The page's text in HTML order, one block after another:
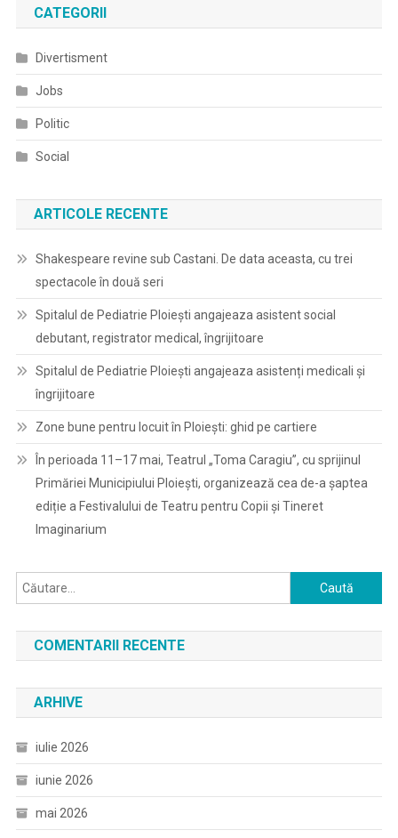
CATEGORII
Divertisment
Jobs
Politic
Social
ARTICOLE RECENTE
Shakespeare revine sub Castani. De data aceasta, cu trei
spectacole în două seri
Spitalul de Pediatrie Ploieşti angajeaza asistent social
debutant, registrator medical, îngrijitoare
Spitalul de Pediatrie Ploieşti angajeaza asistenți medicali și
îngrijitoare
Zone bune pentru locuit în Ploiești: ghid pe cartiere
În perioada 11–17 mai, Teatrul „Toma Caragiu”, cu sprijinul
Primăriei Municipiului Ploiești, organizează cea de-a șaptea
ediție a Festivalului de Teatru pentru Copii și Tineret
Imaginarium
Caută
după:
COMENTARII RECENTE
ARHIVE
iulie 2026
iunie 2026
mai 2026